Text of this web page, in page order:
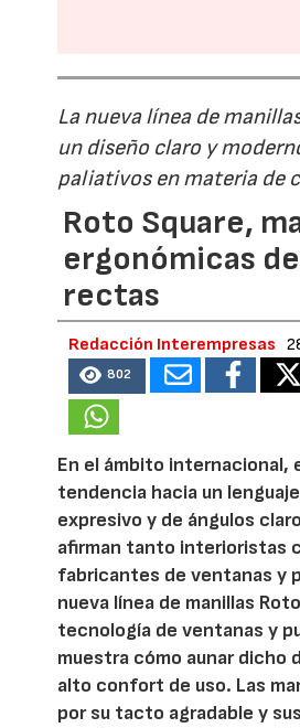
La nueva línea de
un diseño claro y
paliativos en materia de
Roto Square,
ergonómicas
rectas
Redacción Interempresas
802
En el ámbito internacional,
tendencia hacia un
expresivo y de ángulos
afirman tanto interioristas
fabricantes de ventanas y
nueva línea de manillas
tecnología de ventanas y
muestra cómo aunar dicho
alto confort de uso. Las
por su tacto agradable y